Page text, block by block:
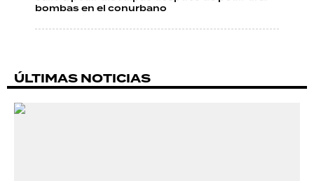
bombas en el conurbano
ÚLTIMAS NOTICIAS